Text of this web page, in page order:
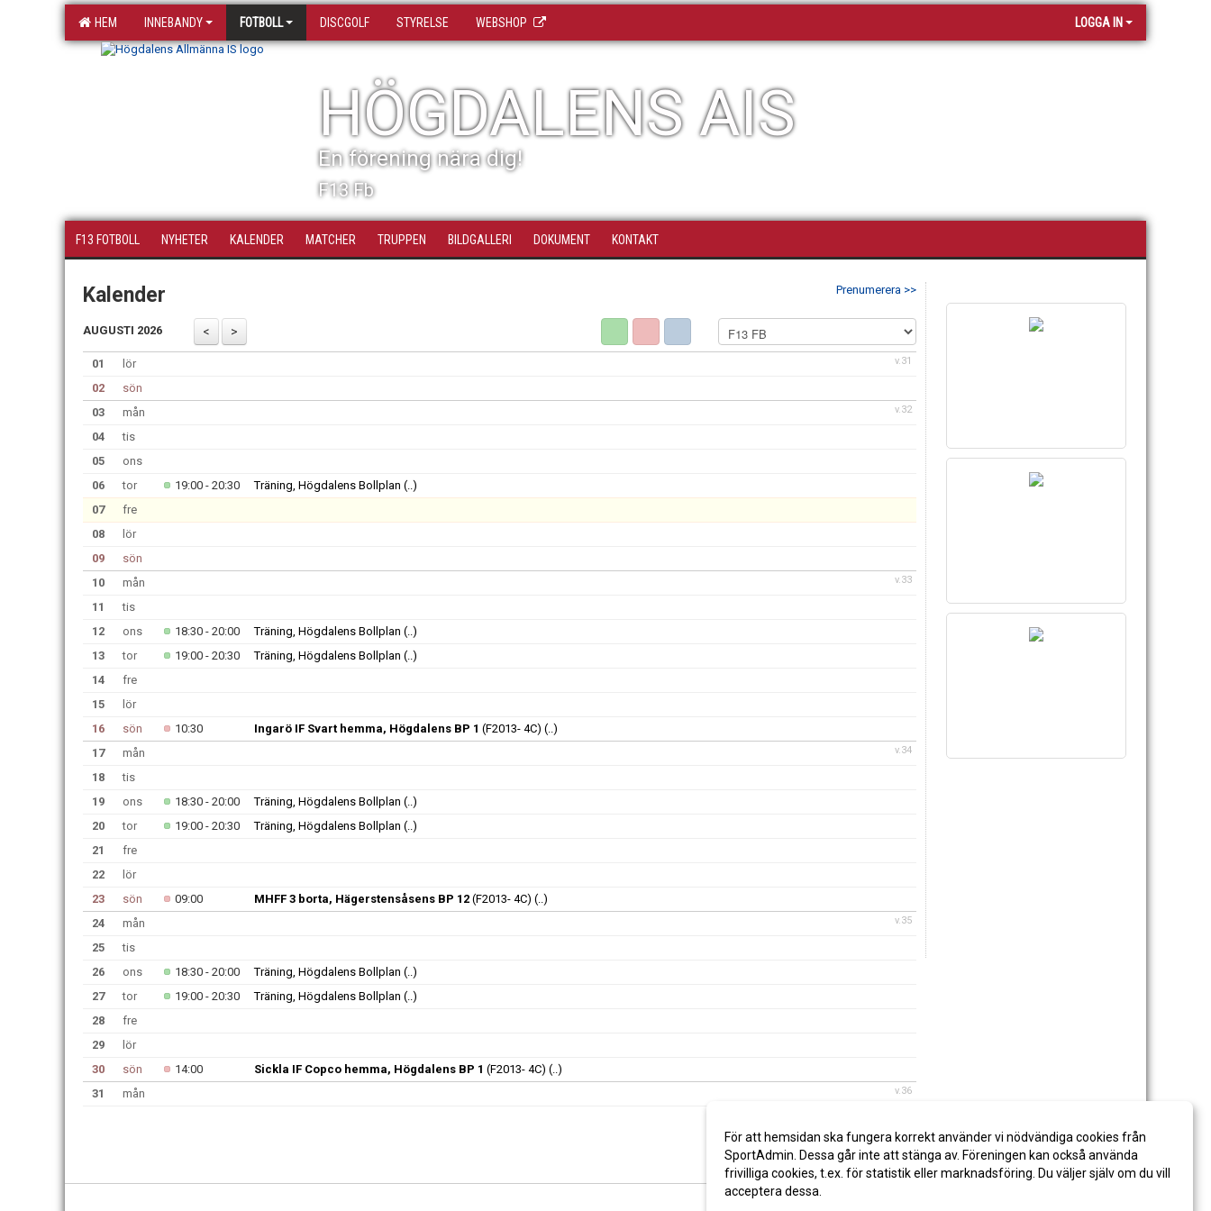
HEM INNEBANDY FOTBOLL DISCGOLF STYRELSE WEBSHOP LOGGA IN
HÖGDALENS AIS
En förening nära dig!
F13 Fb
F13 FOTBOLL NYHETER KALENDER MATCHER TRUPPEN BILDGALLERI DOKUMENT KONTAKT
Prenumerera >>
Kalender
AUGUSTI 2026
v.31
01
lör
02
sön
v.32
03
mån
04
tis
05
ons
06
tor 19:00 - 20:30 Träning, Högdalens Bollplan (..)
07
fre
08
lör
09
sön
v.33
10
mån
11
tis
12
ons 18:30 - 20:00 Träning, Högdalens Bollplan (..)
13
tor 19:00 - 20:30 Träning, Högdalens Bollplan (..)
14
fre
15
lör
16
sön 10:30 Ingarö IF Svart hemma, Högdalens BP 1 (F2013- 4C) (..)
v.34
17
mån
18
tis
19
ons 18:30 - 20:00 Träning, Högdalens Bollplan (..)
20
tor 19:00 - 20:30 Träning, Högdalens Bollplan (..)
21
fre
22
lör
23
sön 09:00 MHFF 3 borta, Hägerstensåsens BP 12 (F2013- 4C) (..)
v.35
24
mån
25
tis
26
ons 18:30 - 20:00 Träning, Högdalens Bollplan (..)
27
tor 19:00 - 20:30 Träning, Högdalens Bollplan (..)
28
fre
29
lör
30
sön 14:00 Sickla IF Copco hemma, Högdalens BP 1 (F2013- 4C) (..)
v.36
31 mån
För att hemsidan ska fungera korrekt använder vi nödvändiga cookies från
SportAdmin. Dessa går inte att stänga av. Föreningen kan också använda
frivilliga cookies, t.ex. för statistik eller marknadsföring. Du väljer själv om du vill
acceptera dessa.